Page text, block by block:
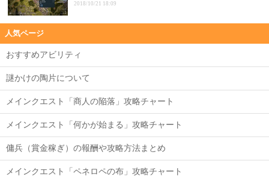
2018/10/21 18:09
人気ページ
おすすめアビリティ
謎かけの陶片について
メインクエスト「商人の陥落」攻略チャート
メインクエスト「何かが始まる」攻略チャート
傭兵（賞金稼ぎ）の報酬や攻略方法まとめ
メインクエスト「ペネロペの布」攻略チャート